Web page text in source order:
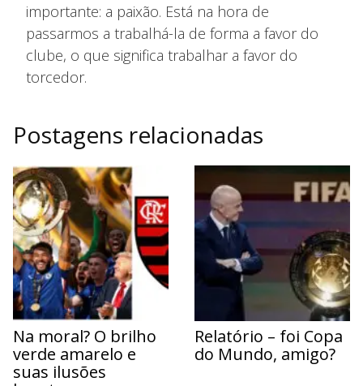
importante: a paixão. Está na hora de
passarmos a trabalhá-la de forma a favor do
clube, o que significa trabalhar a favor do
torcedor.
Postagens relacionadas
Na moral? O brilho
verde amarelo e
suas ilusões
Relatório – foi Copa
do Mundo, amigo?